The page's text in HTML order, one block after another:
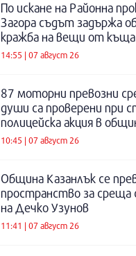
По искане на Районна
Загора съдът задържа
кражба на вещи от
14:55 | 07 август 26
87 моторни превозни
души са проверени при
полицейска акция в
10:45 | 07 август 26
Община Казанлък се
пространство за
на Дечко Узунов
11:41 | 07 август 26